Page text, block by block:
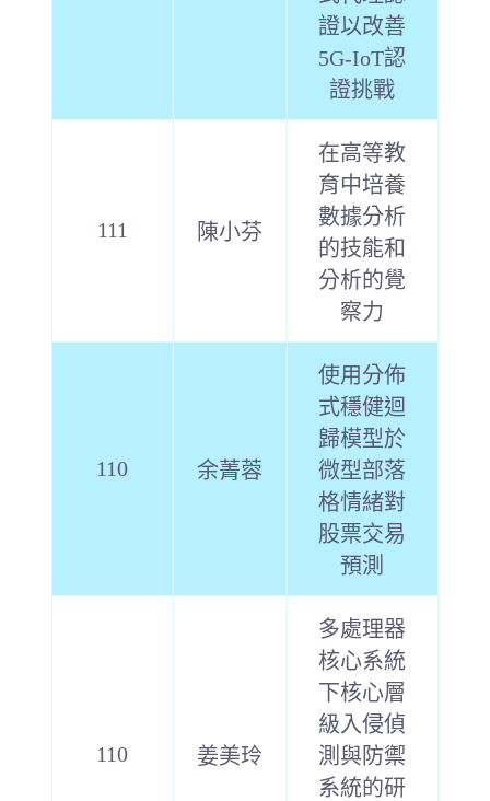
證以改善
5G-IoT認
證挑戰
111 陳小芬
在高等教
育中培養
數據分析
的技能和
分析的覺
察力
110 余菁蓉
使用分佈
式穩健迴
歸模型於
微型部落
格情緒對
股票交易
預測
110 姜美玲
多處理器
核心系統
下核心層
級入侵偵
測與防禦
系統的研